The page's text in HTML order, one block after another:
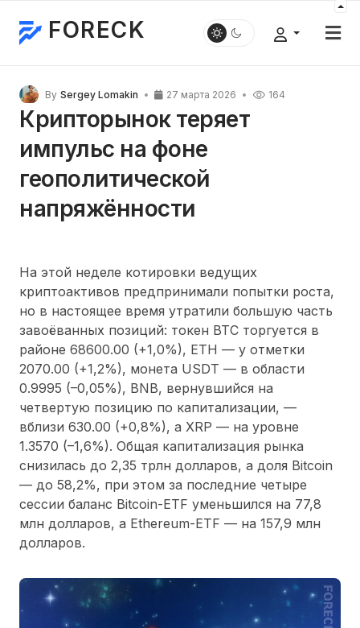
FORECK
By Sergey Lomakin 27 марта 2026 164
Крипторынок теряет
импульс на фоне
геополитической
напряжённости
На этой неделе котировки ведущих
криптоактивов предпринимали попытки роста,
но в настоящее время утратили большую часть
завоёванных позиций: токен BTC торгуется в
районе 68600.00 (+1,0%), ETH — у отметки
2070.00 (+1,2%), монета USDT — в области
0.9995 (–0,05%), BNB, вернувшийся на
четвертую позицию по капитализации, —
вблизи 630.00 (+0,8%), а XRP — на уровне
1.3570 (–1,6%). Общая капитализация рынка
снизилась до 2,35 трлн долларов, а доля Bitcoin
— до 58,2%, при этом за последние четыре
сессии баланс Bitcoin-ETF уменьшился на 77,8
млн долларов, а Ethereum-ETF — на 157,9 млн
долларов.